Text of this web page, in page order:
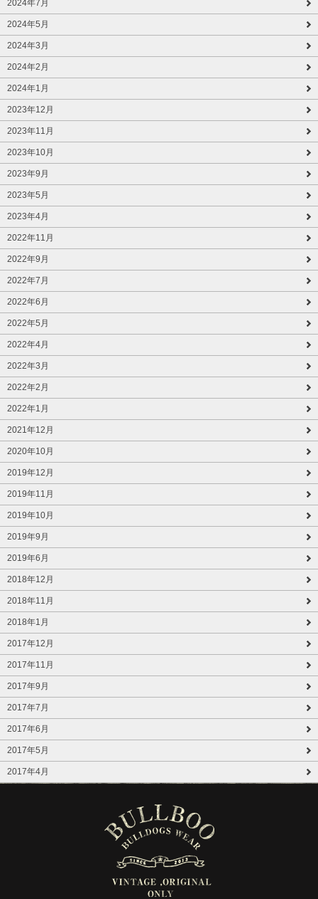
2024年7月
2024年5月
2024年3月
2024年2月
2024年1月
2023年12月
2023年11月
2023年10月
2023年9月
2023年5月
2023年4月
2022年11月
2022年9月
2022年7月
2022年6月
2022年5月
2022年4月
2022年3月
2022年2月
2022年1月
2021年12月
2020年10月
2019年12月
2019年11月
2019年10月
2019年9月
2019年6月
2018年12月
2018年11月
2018年1月
2017年12月
2017年11月
2017年9月
2017年7月
2017年6月
2017年5月
2017年4月